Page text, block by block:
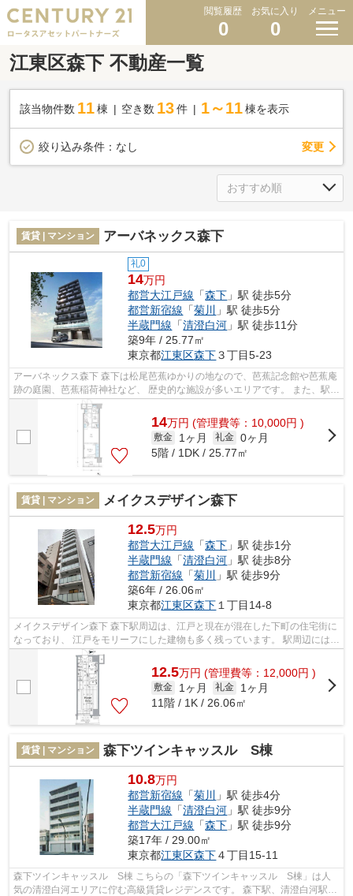
閲覧履歴
0
お気に入り
0
メニュー
江東区森下 不動産一覧
該当物件数 11棟 空き数 13 件 1～11 棟を表示
絞り込み条件： なし 変更
賃貸 | マンション アーバネックス森下
礼0
14万円
都営大江戸線 「森下 」駅 徒歩5分
都営新宿線 「菊川
」駅 徒歩5分
半蔵門線 「清澄白河 」駅 徒歩11分
築9年 / 25.77㎡
東京都江東区森下３丁目5-23
アーバネックス森下 森下は松尾芭蕉ゆかりの地なので、芭蕉記念館や芭蕉庵
跡の庭園、芭蕉稲荷神社など、 歴史的な施設が多いエリアです。 また、駅前
の飲み屋や街中の建物も、江戸時...
14万円 (管理費等：10,000円 )
敷金 1ヶ月 礼金 0ヶ月
5階 / 1DK / 25.77㎡
賃貸 | マンション メイクスデザイン森下
12.5万円
都営大江戸線 「森下 」駅 徒歩1分
半蔵門線 「清澄白河 」駅 徒歩8分
都営新宿線 「菊川
」駅 徒歩9分
築6年 / 26.06㎡
東京都江東区森下 １丁目14-8
メイクスデザイン森下 森下駅周辺は、江戸と現在が混在した下町の住宅街に
なっており、 江戸をモリーフにした建物も多く残っています。 駅周辺には江
東区芭蕉記念館や芭蕉庵史跡展望...
12.5万円 (管理費等：12,000円 )
敷金 1ヶ月 礼金
1ヶ月
11階 / 1K / 26.06㎡
賃貸 | マンション 森下ツインキャッスル S棟
10.8万円
都営新宿線 「菊川
」駅 徒歩4分
半蔵門線 「清澄白河 」駅 徒歩9分
都営大江戸線 「森下 」駅 徒歩9分
築17年 / 29.00㎡
東京都江東区森下４丁目15-11
森下ツインキャッスル S棟 こちらの「森下ツインキャッスル S棟」は人
気の清澄白河エリアに佇む高級賃貸レジデンスです。 森下駅、清澄白河駅、